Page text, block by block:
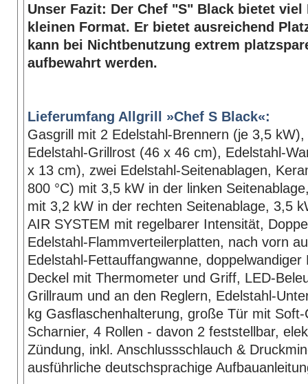
Unser Fazit: Der Chef "S" Black bietet viel
kleinen Format. Er bietet ausreichend
kann bei Nichtbenutzung extrem
aufbewahrt werden.
Lieferumfang Allgrill »Chef S Black«:
Gasgrill mit 2 Edelstahl-Brennern (je 3,5
Edelstahl-Grillrost (46 x 46 cm), Edelstahl-
x 13 cm), zwei Edelstahl-Seitenablagen,
800 °C) mit 3,5 kW in der linken
mit 3,2 kW in der rechten Seitenablage, 3,5
AIR SYSTEM mit regelbarer Intensität,
Edelstahl-Flammverteilerplatten, nach vorn
Edelstahl-Fettauffangwanne, doppelwandiger
Deckel mit Thermometer und Griff, LED-
Grillraum und an den Reglern, Edelstahl-
kg Gasflaschenhalterung, große Tür mit Soft-
Scharnier, 4 Rollen - davon 2 feststellbar,
Zündung, inkl. Anschlussschlauch &
ausführliche deutschsprachige